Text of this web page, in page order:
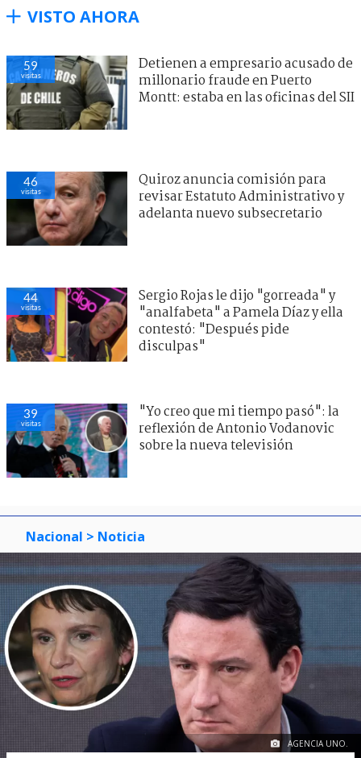
VISTO AHORA
59
visitas
Detienen a empresario acusado de
millonario fraude en Puerto
Montt: estaba en las oficinas del SII
46
visitas
Quiroz anuncia comisión para
revisar Estatuto Administrativo y
adelanta nuevo subsecretario
44
visitas
Sergio Rojas le dijo "gorreada" y
"analfabeta" a Pamela Díaz y ella
contestó: "Después pide
disculpas"
39
visitas
"Yo creo que mi tiempo pasó": la
reflexión de Antonio Vodanovic
sobre la nueva televisión
Nacional > Noticia
AGENCIA UNO.